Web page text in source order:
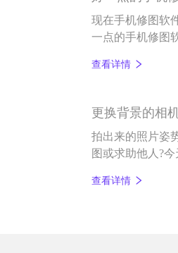
现在手机修图软
一点的手机修图
查看详情
更换背景的相
拍出来的照片姿
图或求助他人?
查看详情